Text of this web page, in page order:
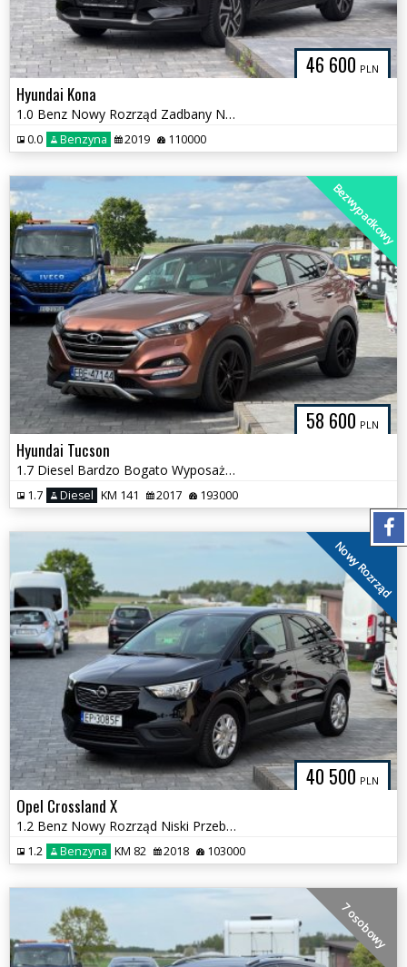
46 600 PLN
Hyundai Kona
1.0 Benz Nowy Rozrząd Zadbany Niski Przebieg
0.0 Benzyna 2019 110000
58 600 PLN
Bezwypadkowy
Hyundai Tucson
1.7 Diesel Bardzo Bogato Wyposażony Zadbany Doinwestowany
1.7 Diesel KM 141 2017 193000
40 500 PLN
Nowy Rozrząd
Opel Crossland X
1.2 Benz Nowy Rozrząd Niski Przebieg
1.2 Benzyna KM 82 2018 103000
7 osobowy